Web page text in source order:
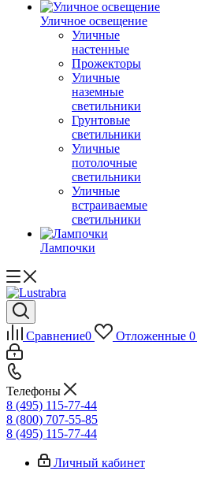
Уличное освещение
Уличные
настенные
Прожекторы
Уличные
наземные
светильники
Грунтовые
светильники
Уличные
потолочные
светильники
Уличные
встраиваемые
светильники
Лампочки
Сравнение0 Отложенные 0
Телефоны
8 (495) 115-77-44
8 (800) 707-55-85
8 (495) 115-77-44
Личный кабинет